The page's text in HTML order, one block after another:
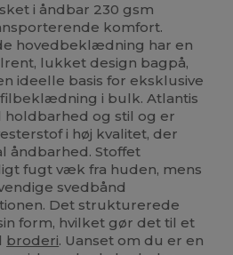
i åndbar 230 gsm
komfort.
hovedbeklædning har en
lukket design bagpå,
ideelle basis for eksklusive
i bulk. Atlantis
holdbarhed og stil og er
i høj kvalitet, der
åndbarhed. Stoffet
fugt væk fra huden, mens
svedbånd
Det strukturerede
form, hvilket gør det til et
broderi. Uanset om du er en